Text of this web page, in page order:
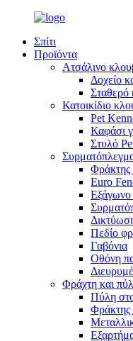
Σπίτι
Προϊόντα
Ατσάλινο
Δοχείο
Σταθερό
Κατοικίδιο
Pet
Καφάσι
Στυλό
Φράκτης
Euro
Εξάγωνο
Πεδίο
Γαβόνια
Οθόνη
Φράχτη και
Πύλη
Φράκτης